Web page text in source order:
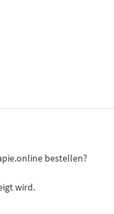
bestellen?
wird.